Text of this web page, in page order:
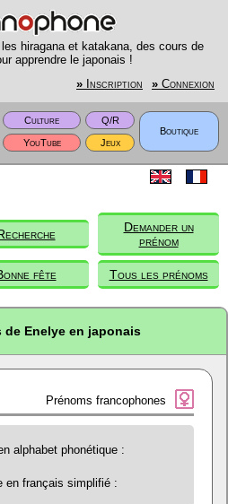
hiragana et katakana, des cours de
apprendre le japonais !
» Inscription » Connexion
Culture
Q/R
Boutique
YouTube Jeux
Demander un
prénom
fête Tous les prénoms
Enelye en japonais
Prénoms francophones
alphabet phonétique :
en français simplifié :